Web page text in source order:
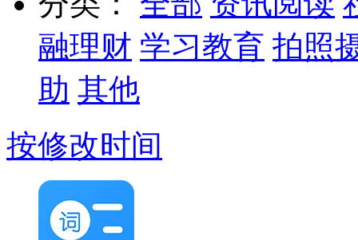
融理财 学习教育 拍照
助 其他
按修改时间